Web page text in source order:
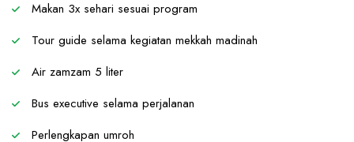
Makan 3x sehari sesuai program
Tour guide selama kegiatan mekkah madinah
Air zamzam 5 liter
Bus executive selama perjalanan
Perlengkapan umroh